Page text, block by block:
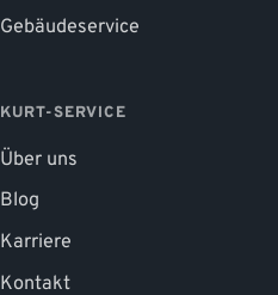
Gebäudeservice
KURT-SERVICE
Über uns
Blog
Karriere
Kontakt